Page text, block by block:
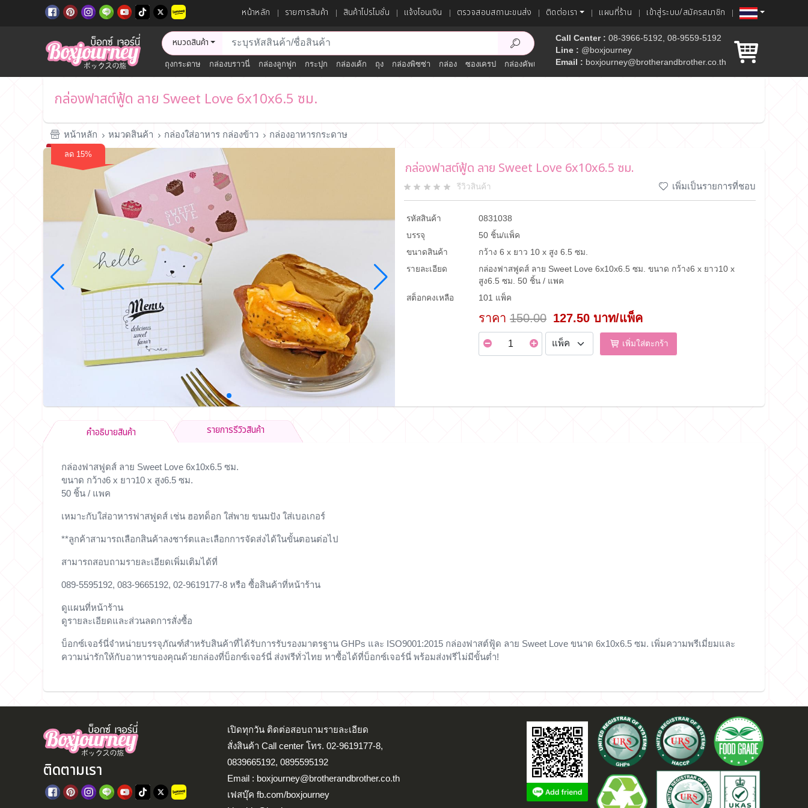
หน้าหลัก รายการสินค้า สินค้าโปรโมชั่น แจ้งโอนเงิน ตรวจสอบสถานะขนส่ง ติดต่อเรา แผนที่ร้าน เข้าสู่ระบบ/สมัครสมาชิก
หมวดสินค้า
ถุงกระดาษ กล่องบราวนี่ กล่องลูกฟูก กระปุก กล่องเค้ก ถุง กล่องพิซซ่า กล่อง ซองเครป กล่องคัพเค้ก
Call Center : 08-3966-5192, 08-9559-5192
Line : @boxjourney
Email : boxjourney@brotherandbrother.co.th
กล่องฟาสต์ฟู้ด ลาย Sweet Love 6x10x6.5 ซม.
หน้าหลัก หมวดสินค้า กล่องใส่อาหาร กล่องข้าว กล่องอาหารกระดาษ
ลด 15%
กล่องฟาสต์ฟู้ด ลาย Sweet Love 6x10x6.5 ซม.
รีวิวสินค้า เพิ่มเป็นรายการที่ชอบ
รหัสสินค้า
0831038
บรรจุ
50 ชิ้น/แพ็ค
ขนาดสินค้า
กว้าง 6 x ยาว 10 x สูง 6.5 ซม.
รายละเอียด
กล่องฟาสฟูดส์ ลาย Sweet Love 6x10x6.5 ซม. ขนาด กว้าง6 x ยาว10 x
สูง6.5 ซม. 50 ชิ้น / แพค
สต็อกคงเหลือ
101 แพ็ค
ราคา 150.00 127.50 บาท/แพ็ค
เพิ่มใส่ตะกร้า
คำอธิบายสินค้า รายการรีวิวสินค้า
กล่องฟาสฟูดส์ ลาย Sweet Love 6x10x6.5 ซม.
ขนาด กว้าง6 x ยาว10 x สูง6.5 ซม.
50 ชิ้น / แพค
เหมาะกับใส่อาหารฟาสฟูดส์ เช่น ฮอทด็อก ใส่พาย ขนมปัง ใส่เบอเกอร์
**ลูกค้าสามารถเลือกสินค้าลงชาร์ตและเลือกการจัดส่งได้ในขั้นตอนต่อไป
สามารถสอบถามรายละเอียดเพิ่มเติมได้ที่
089-5595192, 083-9665192, 02-9619177-8 หรือ ซื้อสินค้าที่หน้าร้าน
ดูแผนที่หน้าร้าน
ดูรายละเอียดและส่วนลดการสั่งซื้อ
บ็อกซ์เจอร์นี่จำหน่ายบรรจุภัณฑ์สำหรับสินค้าที่ได้รับการรับรองมาตรฐาน GHPs และ ISO9001:2015 กล่องฟาสต์ฟู้ด ลาย Sweet Love ขนาด 6x10x6.5 ซม. เพิ่มความพรีเมี่ยมและ
ความน่ารักให้กับอาหารของคุณด้วยกล่องที่บ็อกซ์เจอร์นี่ ส่งฟรีทั่วไทย หาซื้อได้ที่บ็อกซ์เจอร์นี่ พร้อมส่งฟรีไม่มีขั้นต่ำ!
ติดตามเรา
เปิดทุกวัน ติดต่อสอบถามรายละเอียด
สั่งสินค้า Call center โทร. 02-9619177-8,
0839665192, 0895595192
Email : boxjourney@brotherandbrother.co.th
เฟสบุ๊ค fb.com/boxjourney